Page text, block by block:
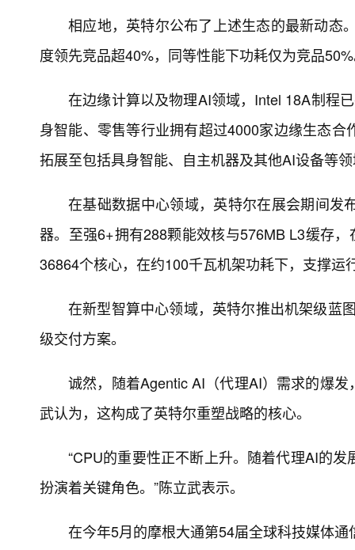
相应地，英特尔公布了上述生态的最新动态
度领先竞品超40%，同等性能下功耗仅为竞品
在边缘计算以及物理AI领域，Intel 18A制程
身智能、零售等行业拥有超过4000家边缘生态
拓展至包括具身智能、自主机器及其他AI设备等
在基础数据中心领域，英特尔在展会期间
器。至强6+拥有288颗能效核与576MB L3缓存
36864个核心，在约100千瓦机架功耗下，支撑运
在新型智算中心领域，英特尔推出机架级蓝
级交付方案。
诚然，随着Agentic AI（代理AI）需求的爆
武认为，这构成了英特尔重塑战略的核心。
“CPU的重要性正不断上升。随着代理AI的
扮演着关键角色。”陈立武表示。
在今年5月的摩根大通第54届全球科技媒体